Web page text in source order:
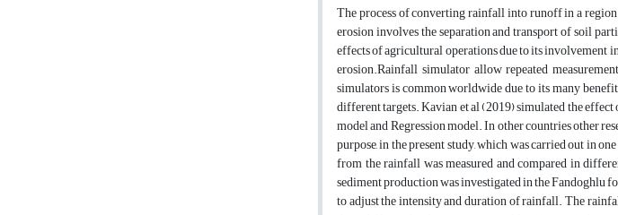
The process of converting rainfall into runoff in a
erosion involves the separation and transport of soil
effects of agricultural operations due to its involvement
erosion.Rainfall simulator allow repeated
simulators is common worldwide due to its many
different targets. Kavian et al (2019) simulated the
model and Regression model. In other countries other
purpose, in the present study, which was carried out in
from the rainfall was measured and compared in
sediment production was investigated in the Fandoghlu
to adjust the intensity and duration of rainfall. The